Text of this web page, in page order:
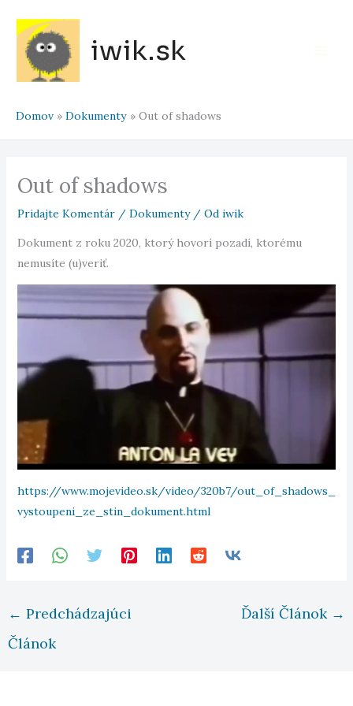
obsah
iwik.sk
Domov Dokumenty Out of shadows
Out of shadows
Pridajte Komentár / Dokumenty/ Od iwik
Dokument z roku 2020, ktorý hovorí pozadí, ktorému
nemusíte (u)veriť.
https://www.mojevideo.sk/video/320b7/out_of_shadows_
vystoupeni_ze_stin_dokument.html
← Predchádzajúci
Článok
Ďalší Článok →